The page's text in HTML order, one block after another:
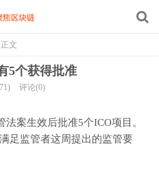
正文
5个获得批准
评论(0)
案生效后批准5个ICO项目。
足监管者这周提出的监管要